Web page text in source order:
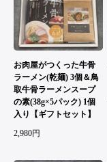
お肉屋がつくった牛骨
ラーメン(乾麺) 3個＆鳥
取牛骨ラーメンスープ
の素(38g×5パック) 1個
入り【ギフトセット】
2,980円